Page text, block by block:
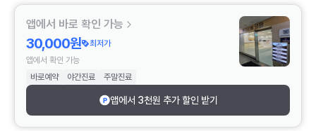
앱에서 바로 확인 가능
30,000원
최저가
앱에서 확인 가능
바로예약
야간진료 주말진료
앱에서 3천원 추가 할인 받기